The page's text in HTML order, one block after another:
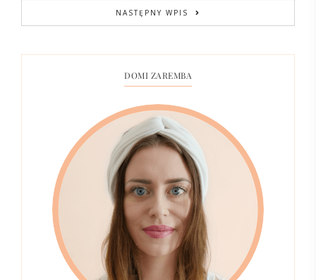
NASTĘPNY WPIS
DOMI ZAREMBA